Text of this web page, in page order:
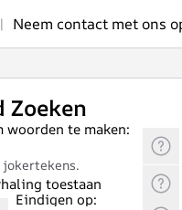
| Neem contact met ons
Zoeken
woorden te maken:
toestaan
Eindigen op: